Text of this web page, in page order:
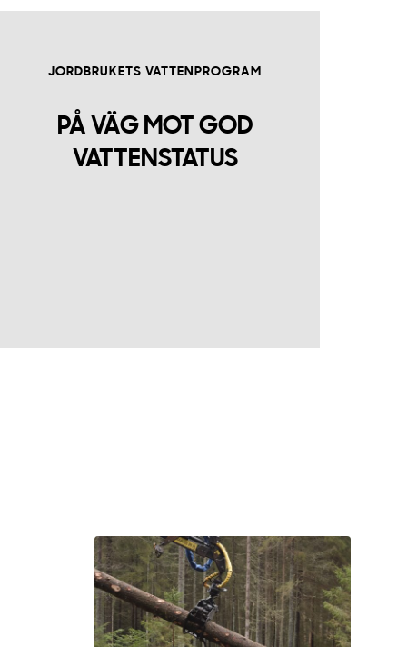
JORDBRUKETS VATTENPROGRAM
PÅ VÄG MOT GOD
VATTENSTATUS